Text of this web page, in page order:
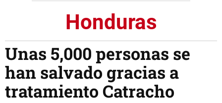
Honduras
Unas 5,000 personas se
han salvado gracias a
tratamiento Catracho